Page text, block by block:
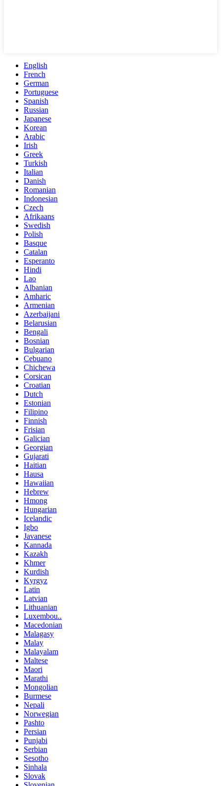
English
French
German
Portuguese
Spanish
Russian
Japanese
Korean
Arabic
Irish
Greek
Turkish
Italian
Danish
Romanian
Indonesian
Czech
Afrikaans
Swedish
Polish
Basque
Catalan
Esperanto
Hindi
Lao
Albanian
Amharic
Armenian
Azerbaijani
Belarusian
Bengali
Bosnian
Bulgarian
Cebuano
Chichewa
Corsican
Croatian
Dutch
Estonian
Filipino
Finnish
Frisian
Galician
Georgian
Gujarati
Haitian
Hausa
Hawaiian
Hebrew
Hmong
Hungarian
Icelandic
Igbo
Javanese
Kannada
Kazakh
Khmer
Kurdish
Kyrgyz
Latin
Latvian
Lithuanian
Luxembou..
Macedonian
Malagasy
Malay
Malayalam
Maltese
Maori
Marathi
Mongolian
Burmese
Nepali
Norwegian
Pashto
Persian
Punjabi
Serbian
Sesotho
Sinhala
Slovak